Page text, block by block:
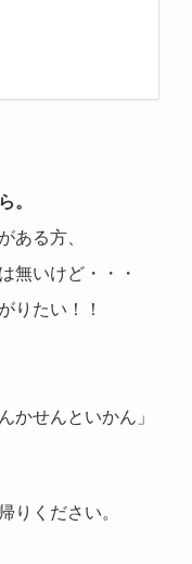
。
ある方、
無いけど・・・
りたい！！
かせんといかん」
りください。